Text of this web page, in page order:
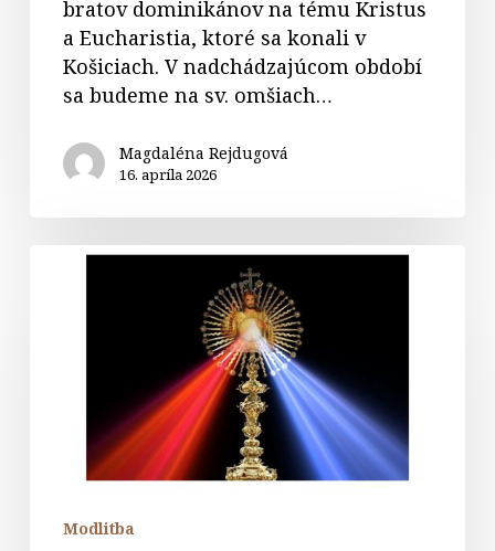
bratov dominikánov na tému Kristus
a Eucharistia, ktoré sa konali v
Košiciach. V nadchádzajúcom období
sa budeme na sv. omšiach…
Magdaléna Rejdugová
16. apríla 2026
Nedeľa
Modlitba